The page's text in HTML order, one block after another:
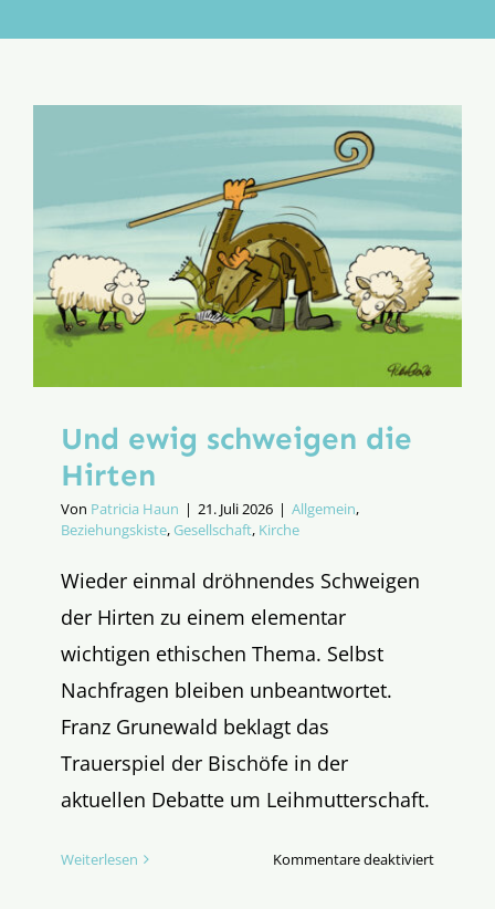
Aktion
Und ewig schweigen die
Hirten
Von Patricia Haun | 21. Juli 2026 | Allgemein,
Beziehungskiste,Gesellschaft, Kirche
Wieder einmal dröhnendes Schweigen
der Hirten zu einem elementar
wichtigen ethischen Thema. Selbst
Nachfragen bleiben unbeantwortet.
Franz Grunewald beklagt das
Trauerspiel der Bischöfe in der
aktuellen Debatte um Leihmutterschaft.
Weiterlesen Kommentare deaktiviertfür